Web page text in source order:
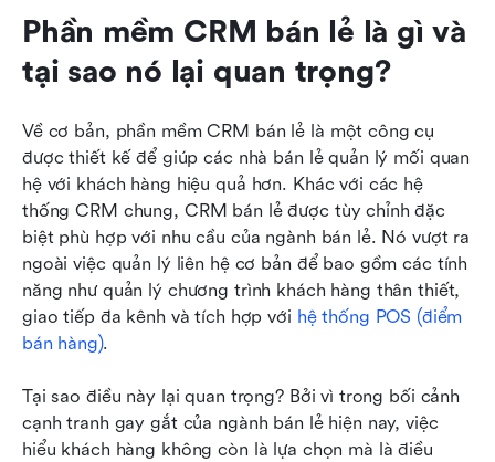
Phần mềm CRM bán lẻ là gì và
tại sao nó lại quan trọng?
Về cơ bản, phần mềm CRM bán lẻ là một công cụ
được thiết kế để giúp các nhà bán lẻ quản lý mối quan
hệ với khách hàng hiệu quả hơn. Khác với các hệ
thống CRM chung, CRM bán lẻ được tùy chỉnh đặc
biệt phù hợp với nhu cầu của ngành bán lẻ. Nó vượt ra
ngoài việc quản lý liên hệ cơ bản để bao gồm các tính
năng như quản lý chương trình khách hàng thân thiết,
giao tiếp đa kênh và tích hợp với hệ thống POS (điểm
bán hàng).
Tại sao điều này lại quan trọng? Bởi vì trong bối cảnh
cạnh tranh gay gắt của ngành bán lẻ hiện nay, việc
hiểu khách hàng không còn là lựa chọn mà là điều